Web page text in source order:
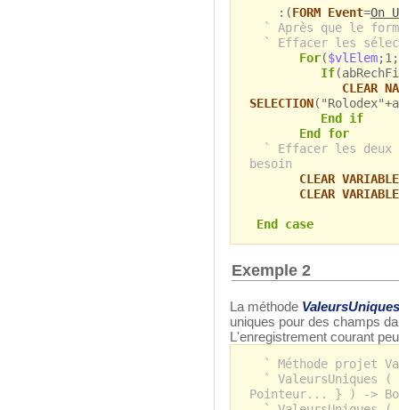
:(FORM Event=On
` Après que le
` Effacer les
For($vlElem
If
CLEAR
SELECTION
End if
End for
` Effacer les deux
besoin
CLEAR VARIABLE
CLEAR VARIABLE
End case
Exemple 2
La méthode ValeursUniques
uniques pour des champs
L'enregistrement courant
` Méthode projet
` ValeursUniques
Pointeur... } ) ->